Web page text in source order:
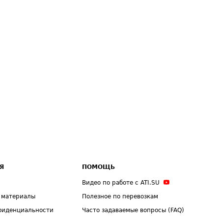
ПОМОЩЬ
Видео по работе с ATI.SU
Полезное по перевозкам
Часто задаваемые вопросы (FAQ)